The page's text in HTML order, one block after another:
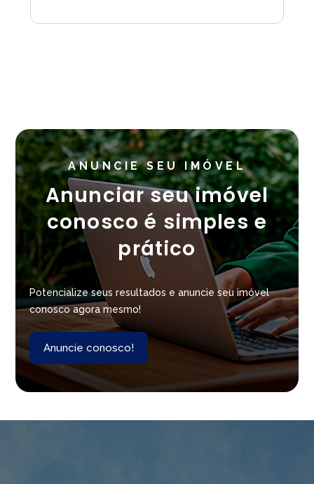
ANUNCIE SEU IMÓVEL
Anunciar seu imóvel
conosco é simples e
prático
Potencialize seus resultados e anuncie seu imóvel
conosco agora mesmo!
Anuncie conosco!